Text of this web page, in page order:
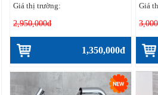
Giá thị trường:
2,950,000đ
1,350,000đ
Giá